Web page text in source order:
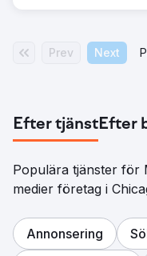
Prev Next
Efter tjänstEfter
Populära tjänster för
medier företag i
Annonsering